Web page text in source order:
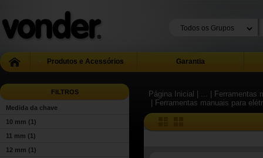
Produtos e Acessórios Garantia
FILTROS
Medida da chave
10 mm (1)
11 mm (1)
12 mm (1)
Página Inicial | ...
|
| Ferramentas manuais para